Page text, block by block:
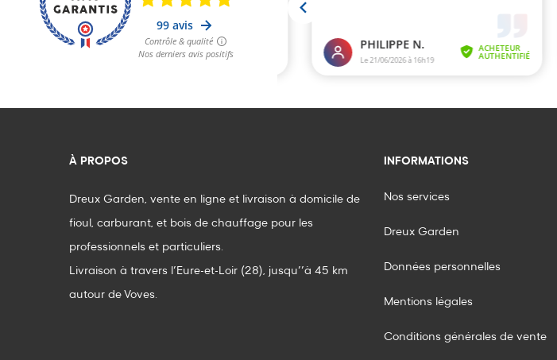
À PROPOS
Dreux Garden, vente en ligne et livraison à domicile de
fioul, carburant, et bois de chauffage pour les
professionnels et particuliers.
Livraison à travers l’Eure-et-Loir (28), jusqu’’à 45 km
autour de Voves.
INFORMATIONS
Nos services
Dreux Garden
Données personnelles
Mentions légales
Conditions générales de vente